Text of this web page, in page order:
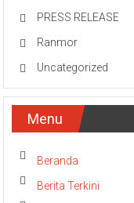
PRESS RELEASE
Ranmor
Uncategorized
Menu
Beranda
Berita Terkini